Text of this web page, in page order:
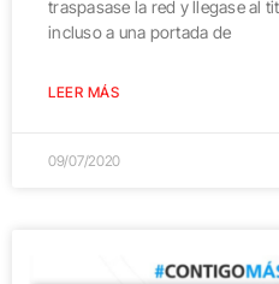
traspasase la red y llegase al
incluso a una portada de
LEER MÁS
09/07/2020